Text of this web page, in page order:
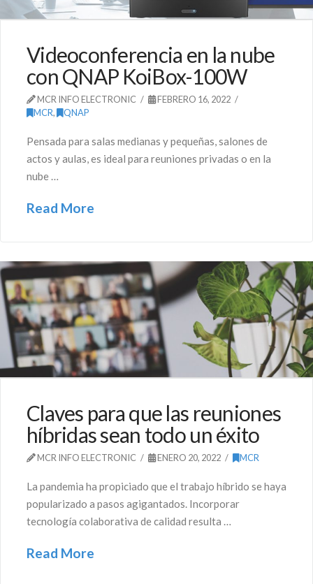
Videoconferencia en la nube
con QNAP KoiBox-100W
MCR INFO ELECTRONIC
FEBRERO 16, 2022
MCR, QNAP
Pensada para salas medianas y pequeñas, salones de
actos y aulas, es ideal para reuniones privadas o en la
nube …
Read More
Claves para que las reuniones
híbridas sean todo un éxito
MCR INFO ELECTRONIC ENERO 20, 2022 MCR
La pandemia ha propiciado que el trabajo híbrido se haya
popularizado a pasos agigantados. Incorporar
tecnología colaborativa de calidad resulta …
Read More